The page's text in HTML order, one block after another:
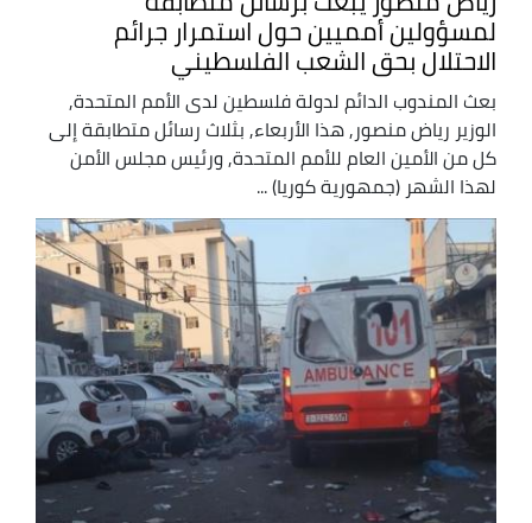
لمسؤولين أمميين حول استمرار جرائم
الاحتلال بحق الشعب الفلسطيني
بعث المندوب الدائم لدولة فلسطين لدى الأمم المتحدة,
الوزير رياض منصور, هذا الأربعاء, بثلاث رسائل متطابقة إلى
كل من الأمين العام للأمم المتحدة, ورئيس مجلس الأمن
لهذا الشهر (جمهورية كوريا) ...